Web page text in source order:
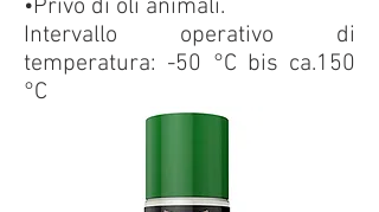
•Privo di oli animali.
Intervallo operativo di
temperatura: -50 °C bis ca.150
°C